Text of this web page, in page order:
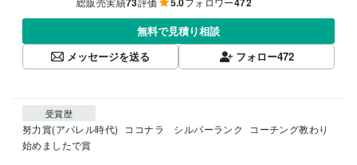
無料で見積り相談
メッセージを送る
フォロー472
受賞歴
努力賞(アパレル時代) ココナラ　シルバーランク
コーチング教わり
始めましたで賞